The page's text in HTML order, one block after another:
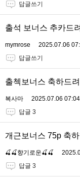
답글쓰기
출석 보너스 추카드
mymrose
2025.07.06
답글쓰기
출첵보너스 축하드
복사마
2025.07.06 07:04
답글 3
개근보너스 75p 축
🍒🍒향기로운🍒🍒
답글 3